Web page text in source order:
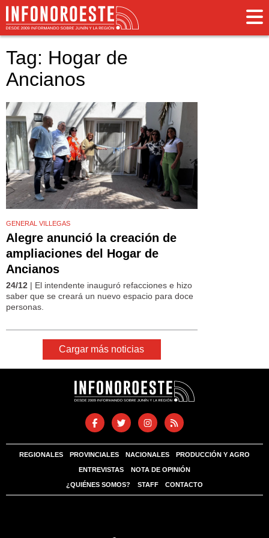
Tag: Hogar de
Ancianos
GENERAL VILLEGAS
Alegre anunció la creación de
ampliaciones del Hogar de
Ancianos
24/12 | El intendente inauguró refacciones e hizo
saber que se creará un nuevo espacio para doce
personas.
Cargar más noticias
REGIONALES PROVINCIALES NACIONALES PRODUCCIÓN Y AGRO
ENTREVISTAS NOTA DE OPINIÓN
¿QUIÉNES SOMOS? STAFF CONTACTO